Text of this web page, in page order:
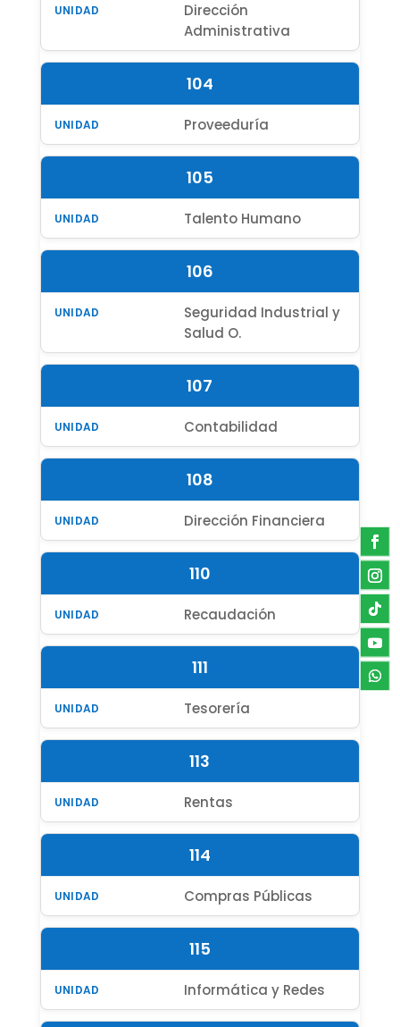
Dirección
Administrativa
104
Proveeduría
105
Talento Humano
106
Seguridad Industrial y
Salud O.
107
Contabilidad
108
Dirección Financiera
110
Recaudación
111
Tesorería
113
Rentas
114
Compras Públicas
115
Informática y Redes